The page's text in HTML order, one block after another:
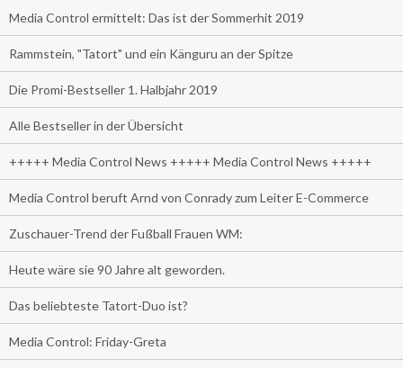
Media Control ermittelt: Das ist der Sommerhit 2019
Rammstein, "Tatort" und ein Känguru an der Spitze
Die Promi-Bestseller 1. Halbjahr 2019
Alle Bestseller in der Übersicht
+++++ Media Control News +++++ Media Control News +++++
Media Control beruft Arnd von Conrady zum Leiter E-Commerce
Zuschauer-Trend der Fußball Frauen WM:
Heute wäre sie 90 Jahre alt geworden.
Das beliebteste Tatort-Duo ist?
Media Control: Friday-Greta